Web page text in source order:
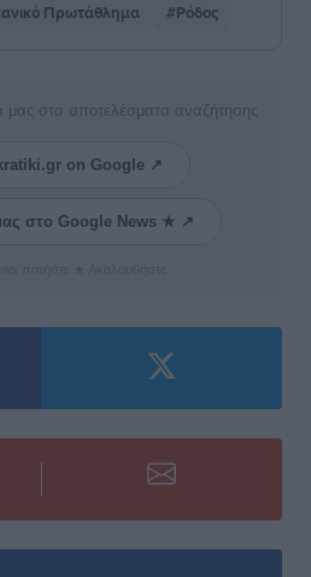
Πρωτάθλημα #Ρόδος
μας στα αποτελέσματα αναζήτησης
on Google ↗
στο Google News ★ ↗